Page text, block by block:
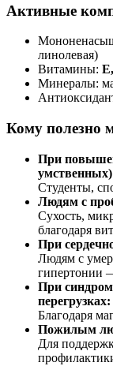
Активные
линолевая)
Витамины:
Минералы:
Кому полезно
При
Студенты,
Людям с
Сухость,
благодаря
При
Людям с
гипертонии
При
перегрузках:
Благодаря
Пожилым
Для